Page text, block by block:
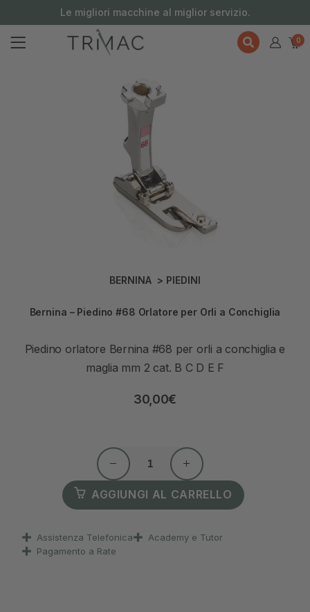
Le migliori macchine al miglior servizio.
0
BERNINA > PIEDINI
Bernina – Piedino #68 Orlatore per Orli a Conchiglia
Piedino orlatore Bernina #68 per orli a conchiglia e
maglia mm 2 cat. B C D E F
30,00€
AGGIUNGI AL CARRELLO
Assistenza Telefonica
Academy e Tutor
Pagamento a Rate